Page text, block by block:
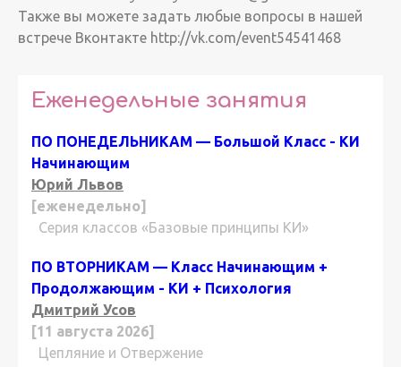
Также вы можете задать любые вопросы в нашей
встрече Вконтакте http://vk.com/event54541468
Еженедельные занятия
ПО ПОНЕДЕЛЬНИКАМ — Большой Класс - КИ
Начинающим
Юрий Львов
[еженедельно]
Серия классов «Базовые принципы КИ»
ПО ВТОРНИКАМ — Класс Начинающим +
Продолжающим - КИ + Психология
Дмитрий Усов
[11 августа 2026]
Цепляние и Отвержение